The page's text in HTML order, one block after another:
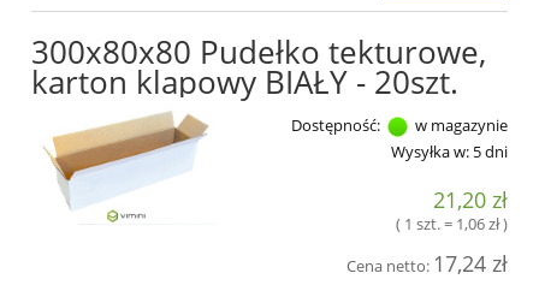
300x80x80 Pudełko tekturowe,
karton klapowy BIAŁY - 20szt.
Dostępność:
w magazynie
Wysyłka w: 5 dni
21,20 zł
( 1 szt. = 1,06 zł )
Cena netto: 17,24 zł